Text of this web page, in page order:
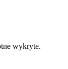
wykryte.